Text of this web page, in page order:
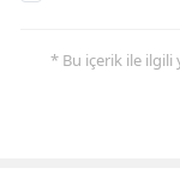
* Bu içerik ile ilgili